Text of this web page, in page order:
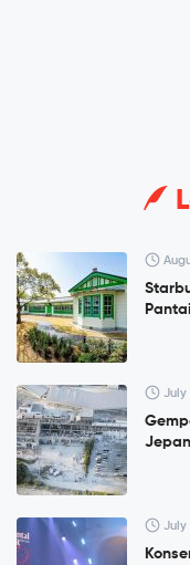
July
July